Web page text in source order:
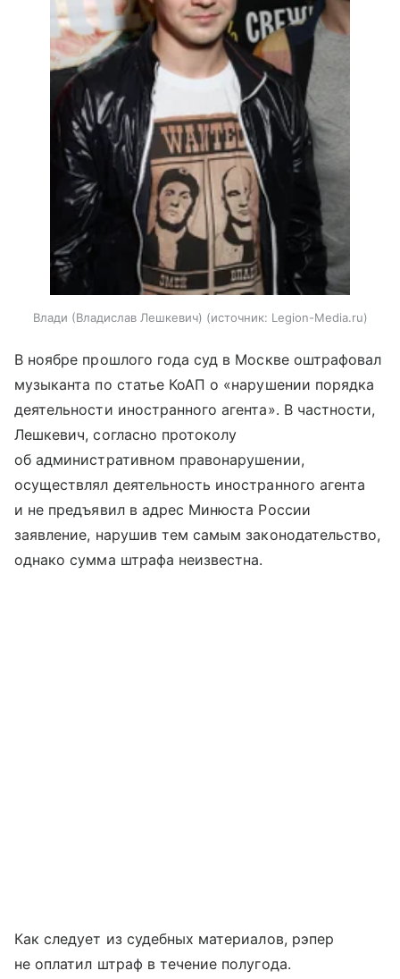
Влади (Владислав Лешкевич) источник: Legion-Media.ru
В ноябре прошлого года суд в Москве оштрафовал
музыканта по статье КоАП о «нарушении порядка
деятельности иностранного агента». В частности,
Лешкевич, согласно протоколу
об административном правонарушении,
осуществлял деятельность иностранного агента
и не предъявил в адрес Минюста России
заявление, нарушив тем самым законодательство,
однако сумма штрафа неизвестна.
Как следует из судебных материалов, рэпер
не оплатил штраф в течение полугода.